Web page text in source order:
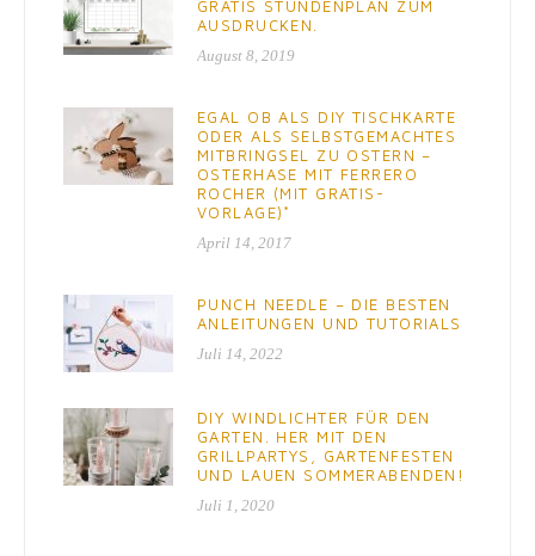
GRATIS STUNDENPLAN ZUM
AUSDRUCKEN.
August 8, 2019
EGAL OB ALS DIY TISCHKARTE
ODER ALS SELBSTGEMACHTES
MITBRINGSEL ZU OSTERN –
OSTERHASE MIT FERRERO
ROCHER (MIT GRATIS-
VORLAGE)*
April 14, 2017
PUNCH NEEDLE – DIE BESTEN
ANLEITUNGEN UND TUTORIALS
Juli 14, 2022
DIY WINDLICHTER FÜR DEN
GARTEN. HER MIT DEN
GRILLPARTYS, GARTENFESTEN
UND LAUEN SOMMERABENDEN!
Juli 1, 2020